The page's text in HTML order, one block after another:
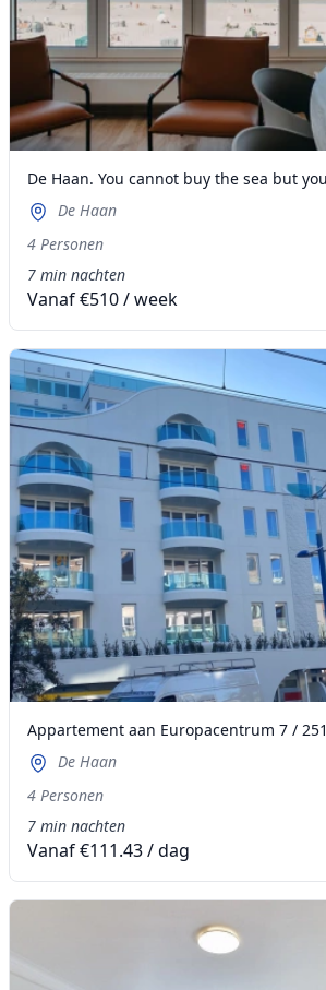
De Haan
4 Personen
7 min nachten
Vanaf €510 / week
Appartement aan Europacentrum 7 / 251
De Haan
4 Personen
7 min nachten
Vanaf €111.43 / dag